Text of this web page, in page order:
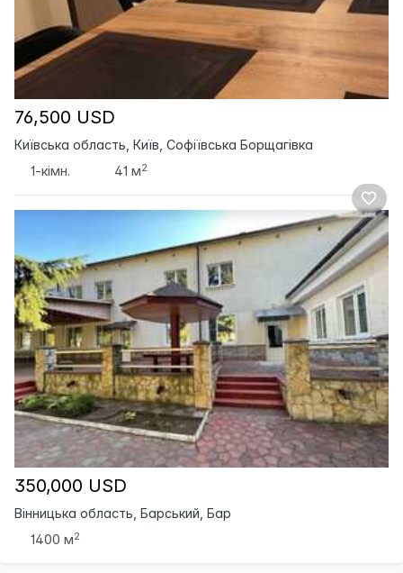
76,500 USD
Київська область, Київ, Софіївська Борщагівка
1-кімн.
41 м2
350,000 USD
Вінницька область, Барський, Бар
1400 м2